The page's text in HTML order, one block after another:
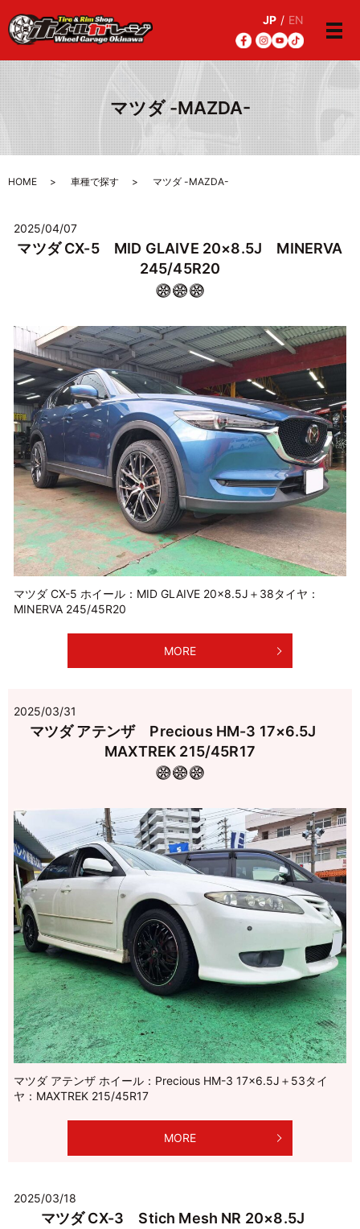
JP / EN
メ
マツダ -MAZDA-
HOME 車種で探す マツダ -MAZDA-
2025/04/07
マツダ CX-5 MID GLAIVE 20×8.5J MINERVA
245/45R20
マツダ CX-5 ホイール：MID GLAIVE 20×8.5J＋38タイヤ：
MINERVA 245/45R20
MORE
2025/03/31
マツダ アテンザ Precious HM-3 17×6.5J
MAXTREK 215/45R17
マツダ アテンザ ホイール：Precious HM-3 17×6.5J＋53タイ
ヤ：MAXTREK 215/45R17
MORE
2025/03/18
マツダ CX-3 Stich Mesh NR 20×8.5J